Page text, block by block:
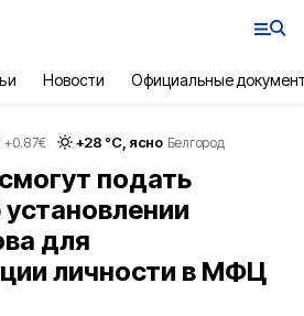
Новости Официальные
+0.87€ +28 °С, ясно Белгород
подать
для
личности в МФЦ